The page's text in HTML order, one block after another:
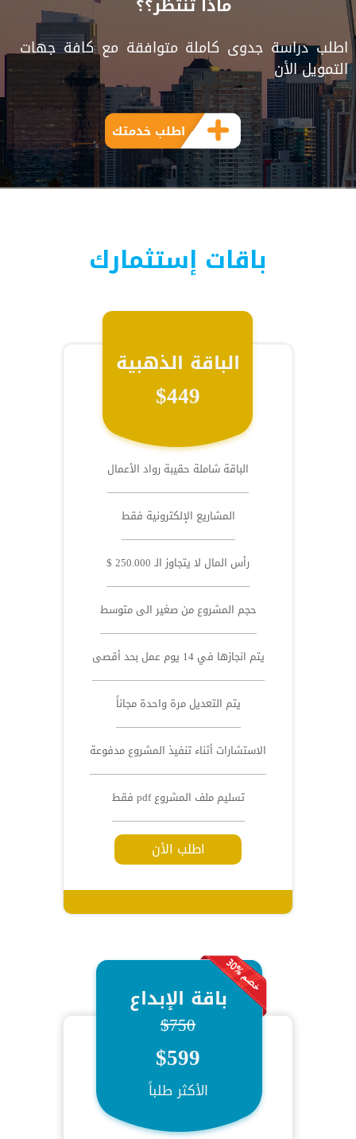
اطلب دراسة جدوى كاملة متوافقة مع كافة جهات
التمويل الأن
اطلب خدمتك
باقات إستثمارك
الباقة الذهبية
$449
الباقة شاملة حقيبة رواد الأعمال
المشاريع الإلكترونية فقط
رأس المال لا يتجاوز الـ 250.000 $
حجم المشروع من صغير الى متوسط
يتم انجازها في 14 يوم عمل بحد أقصى
يتم التعديل مرة واحدة مجاناً
الاستشارات أثناء تنفيذ المشروع مدفوعة
تسليم ملف المشروع pdf فقط
اطلب الأن
باقة الإبداع
$750
$599
الأكثر طلباً